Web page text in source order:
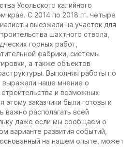
Усольского калийного
крае. С 2014 по 2018 гг. четыре
выезжали на участок для
шахтного ствола,
горных работ,
фабрики, системы
а также объектов
Выполняя работы по
наше мнение о
и возможных
этому заказчики были готовы к
важно располагать всей
даже если мы сообщаем о
варианте развития событий,
основанный на нашем опыте, может